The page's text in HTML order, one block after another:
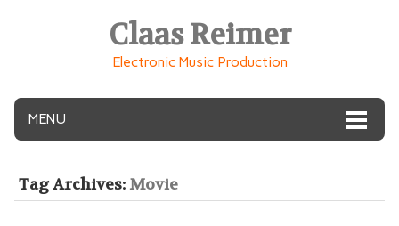
Claas Reimer
Electronic Music Production
MENU
Tag Archives: Movie